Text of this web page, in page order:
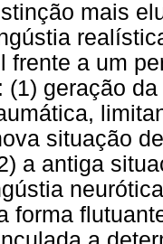
mais
frente a um
(1) geração
situação
a antiga
forma